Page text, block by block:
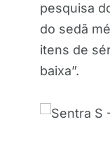
pesquisa
do sedã
itens de
baixa”.